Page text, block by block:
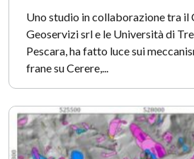
Uno studio in collaborazione tra il
Geoservizi srl e le Università di
Pescara, ha fatto luce sui
frane su Cerere,...